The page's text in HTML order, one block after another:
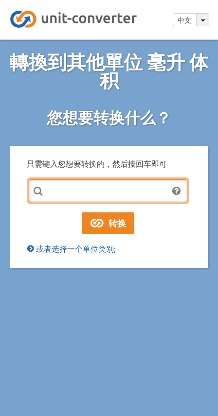
中文
轉換到其他單位 毫升 体
积
您想要转换什么？
只需键入您想要转换的，然后按回车即可
或者选择一个单位类别;